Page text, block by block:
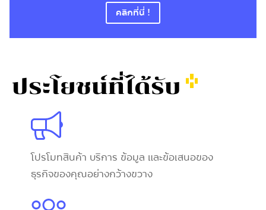
คลิกที่นี่ !
ประโยชน์ที่ได้รับ
โปรโมทสินค้า บริการ ข้อมูล และข้อเสนอของ
ธุรกิจของคุณอย่างกว้างขวาง